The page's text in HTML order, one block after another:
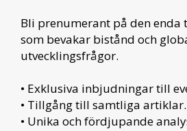
Bli prenumerant på den enda
som bevakar bistånd och
utvecklingsfrågor.
• Exklusiva inbjudningar till
• Tillgång till samtliga artiklar.
• Unika och fördjupande